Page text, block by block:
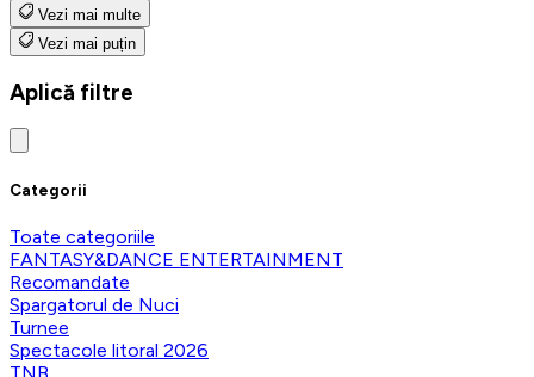
Vezi mai multe
Vezi mai puțin
Aplică filtre
Categorii
Toate categoriile
FANTASY&DANCE ENTERTAINMENT
Recomandate
Spargatorul de Nuci
Turnee
Spectacole litoral 2026